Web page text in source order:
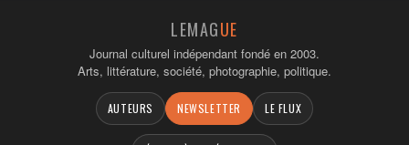
LEMAGUE
Journal culturel indépendant fondé en 2003.
Arts, littérature, société, photographie, politique.
AUTEURS NEWSLETTER LE FLUX